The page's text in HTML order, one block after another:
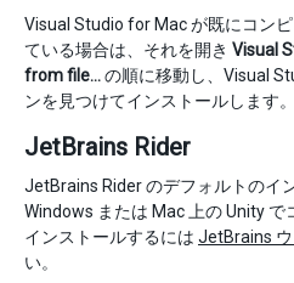
Visual Studio for Mac が既にコン
ている場合は、それを開き Visual
from file…の順に移動し、Visual
ンを見つけてインストールします。
JetBrains Rider
JetBrains Rider のデフォルトのイ
Windows または Mac 上の Unity で
インストールするには JetBrains
い。